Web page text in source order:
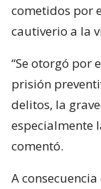
cometidos por
cautiverio a la
“Se otorgó por
prisión
delitos, la
especialmente
comentó.
A